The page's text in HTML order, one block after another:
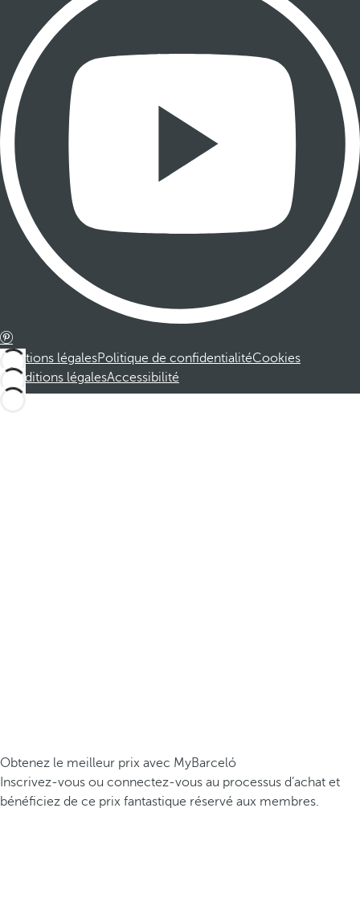
Mentions légalesPolitique de confidentialitéCookies
Conditions légalesAccessibilité
Obtenez le meilleur prix avec MyBarceló
Inscrivez-vous ou connectez-vous au processus d’achat et
bénéficiez de ce prix fantastique réservé aux membres.